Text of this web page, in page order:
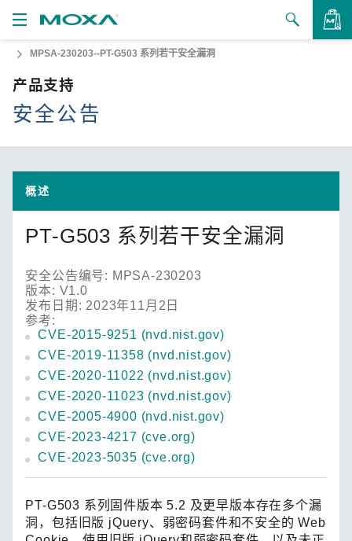
品
决方案
系我们
作伙伴专区
Moxa
MPSA-230203--PT-G503 系列若干安全漏洞
产品支持
安全公告
概述
PT-G503 系列若干安全漏洞
安全公告编号: MPSA-230203
版本: V1.0
发布日期: 2023年11月2日
参考:
CVE-2015-9251 (nvd.nist.gov)
CVE-2019-11358 (nvd.nist.gov)
CVE-2020-11022 (nvd.nist.gov)
CVE-2020-11023 (nvd.nist.gov)
CVE-2005-4900 (nvd.nist.gov)
CVE-2023-4217 (cve.org)
CVE-2023-5035 (cve.org)
PT-G503 系列固件版本 5.2 及更早版本存在多个漏
洞，包括旧版 jQuery、弱密码套件和不安全的 Web